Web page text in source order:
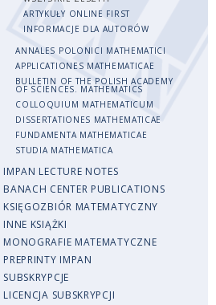
ARTYKUŁY ONLINE FIRST
INFORMACJE DLA AUTORÓW
ANNALES POLONICI MATHEMATICI
APPLICATIONES MATHEMATICAE
BULLETIN OF THE POLISH ACADEMY
OF SCIENCES. MATHEMATICS
COLLOQUIUM MATHEMATICUM
DISSERTATIONES MATHEMATICAE
FUNDAMENTA MATHEMATICAE
STUDIA MATHEMATICA
IMPAN LECTURE NOTES
BANACH CENTER PUBLICATIONS
KSIĘGOZBIÓR MATEMATYCZNY
INNE KSIĄŻKI
MONOGRAFIE MATEMATYCZNE
PREPRINTY IMPAN
SUBSKRYPCJE
LICENCJA SUBSKRYPCJI